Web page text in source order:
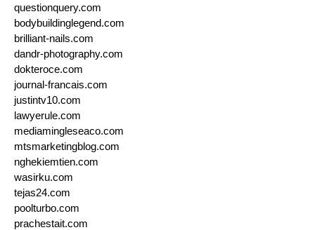
questionquery.com
bodybuildinglegend.com
brilliant-nails.com
dandr-photography.com
dokteroce.com
journal-francais.com
justintv10.com
lawyerule.com
mediamingleseaco.com
mtsmarketingblog.com
nghekiemtien.com
wasirku.com
tejas24.com
poolturbo.com
prachestait.com